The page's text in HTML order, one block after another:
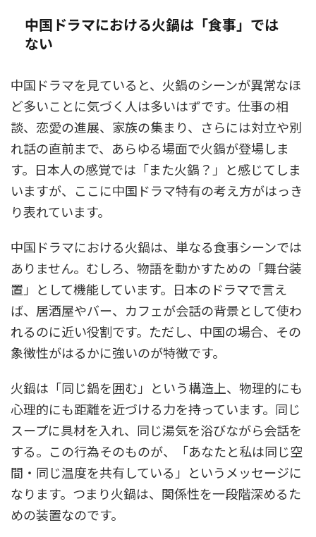
中国ドラマにおける火鍋は「食事」では
ない
中国ドラマを見ていると、火鍋のシーンが異常なほ
ど多いことに気づく人は多いはずです。仕事の相
談、恋愛の進展、家族の集まり、さらには対立や別
れ話の直前まで、あらゆる場面で火鍋が登場しま
す。日本人の感覚では「また火鍋？」と感じてしま
いますが、ここに中国ドラマ特有の考え方がはっき
り表れています。
中国ドラマにおける火鍋は、単なる食事シーンでは
ありません。むしろ、物語を動かすための「舞台装
置」として機能しています。日本のドラマで言え
ば、居酒屋やバー、カフェが会話の背景として使わ
れるのに近い役割です。ただし、中国の場合、その
象徴性がはるかに強いのが特徴です。
火鍋は「同じ鍋を囲む」という構造上、物理的にも
心理的にも距離を近づける力を持っています。同じ
スープに具材を入れ、同じ湯気を浴びながら会話を
する。この行為そのものが、「あなたと私は同じ空
間・同じ温度を共有している」というメッセージに
なります。つまり火鍋は、関係性を一段階深めるた
めの装置なのです。